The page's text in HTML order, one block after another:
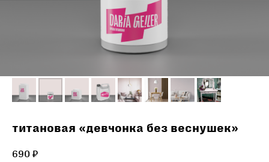
титановая «девчонка без веснушек»
690 ₽